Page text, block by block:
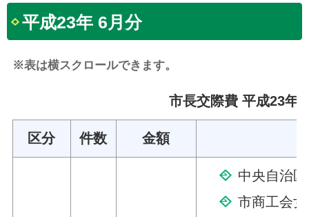
平成23年 6月分
※表は横スクロールできます。
市長交際費 平成23年
区分 件数 金額
中央自治
市商工会